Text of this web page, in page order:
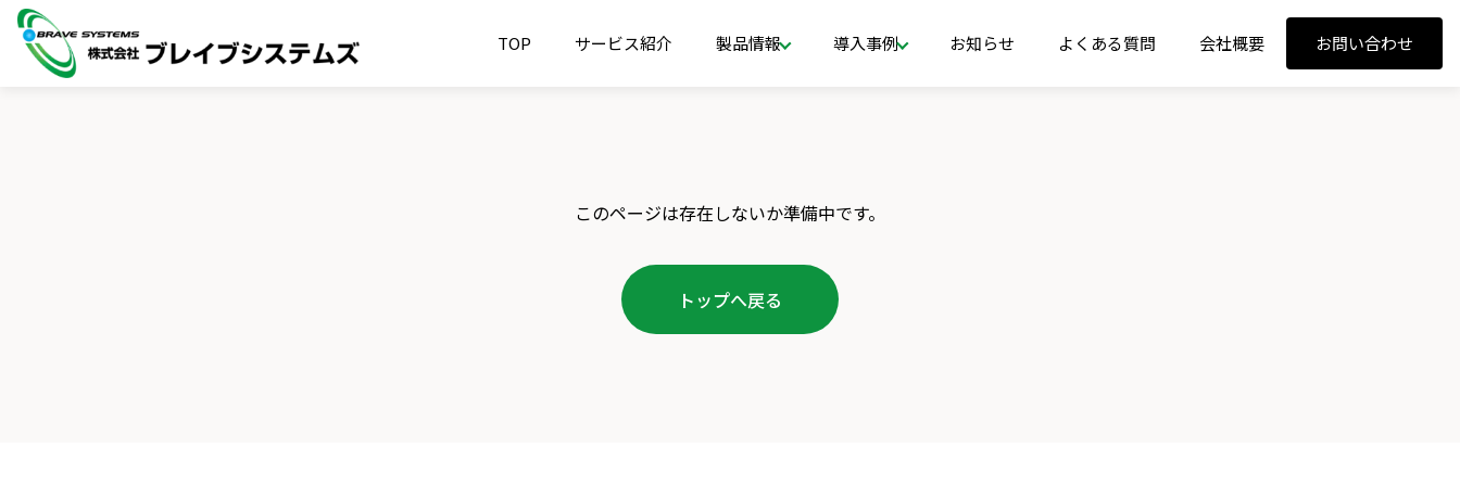
TOP サービス紹介 製品情報 導入事例 お知らせ よくある質問 会社概要 お問い合わせ
このページは存在しないか準備中です。
トップへ戻る